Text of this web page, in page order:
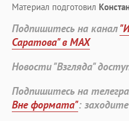
Материал подготовил
Подпишитесь на канал
Саратова" в MAX
Новости "Взгляда"
Подпишитесь на
Вне формата":